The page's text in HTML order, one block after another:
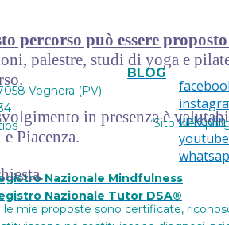
percorso può essere
palestre, studi di yoga e
in presenza è
Piacenza.
linkedin
youtube
Voghera (PV)
Nazionale Mindfulness
Nazionale Tutor DSA®
BLOG
Sito web
mie proposte sono certificate,